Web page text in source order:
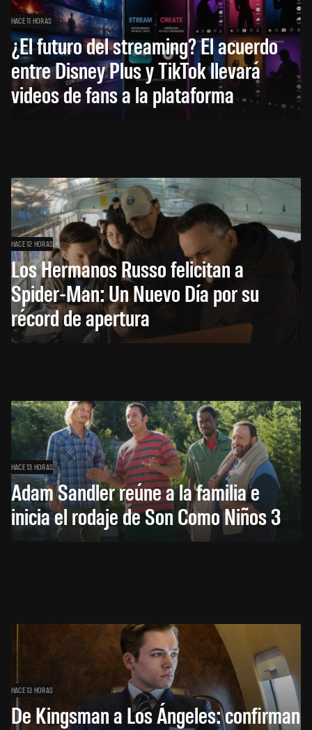
HACE 11 HORAS
¿El futuro del streaming? El acuerdo
entre Disney Plus y TikTok llevará
videos de fans a la plataforma
HACE 12 HORAS
Los Hermanos Russo felicitan a
Spider-Man: Un Nuevo Día por su
récord de apertura
HACE 13 HORAS
Adam Sandler reúne a la familia e
inicia el rodaje de Son Como Niños 3
HACE 13 HORAS
De Kingsman a Los Ángeles: confirman